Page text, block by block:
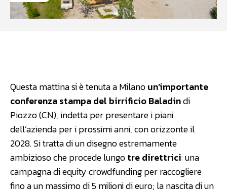
Questa mattina si è tenuta a Milanoun’importante
conferenza stampa del birrificio Baladindi
Piozzo (CN), indetta per presentare i piani
dell’azienda per i prossimi anni, con orizzonte il
2028. Si tratta di un disegno estremamente
ambizioso che procede lungotre direttrici: una
campagna di equity crowdfunding per raccogliere
fino a un massimo di 5 milioni di euro; la nascita di un